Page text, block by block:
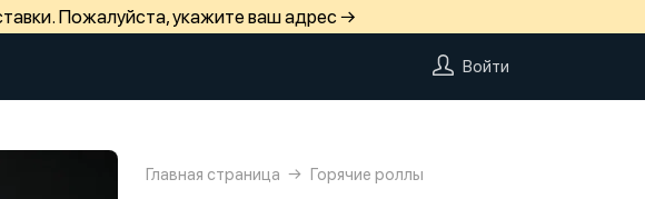
Пожалуйста, укажите ваш адрес →
Войти
Главная страница Горячие роллы